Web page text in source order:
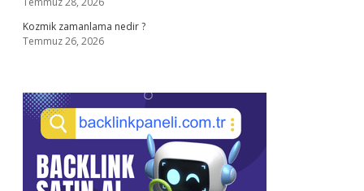
Kozmik zamanlama nedir ?
Temmuz 26, 2026